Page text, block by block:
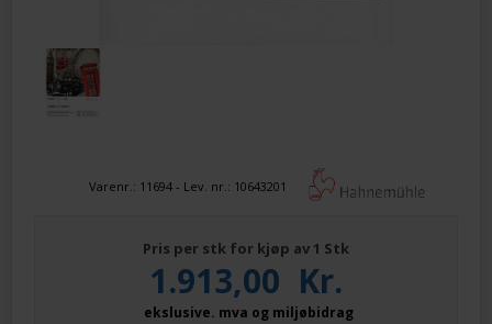
Varenr.: 11694 - Lev. nr.: 10643201
Pris per stk for kjøp av 1 Stk
1.913,00 Kr.
ekslusive. mva og miljøbidrag